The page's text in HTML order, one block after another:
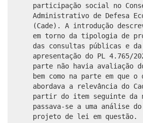
participação social no
Administrativo de Defesa
(Cade). A introdução
em torno da tipologia de
das consultas públicas e da
apresentação do PL 4.765/
parte não havia avaliação
bem como na parte em que o
abordava a relevância do
partir do item seguinte da
passava-se a uma análise
projeto de lei em questão.